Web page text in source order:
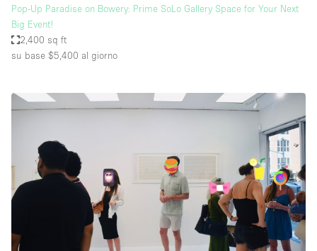
Pop-Up Paradise on Bowery: Prime SoLo Gallery Space for Your Next
Big Event!
2,400 sq ft
su base $5,400 al giorno